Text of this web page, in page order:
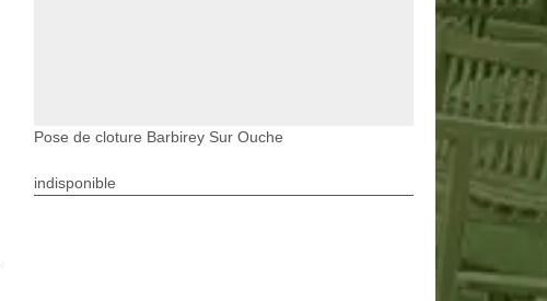
Pose de cloture Barbirey Sur Ouche
indisponible